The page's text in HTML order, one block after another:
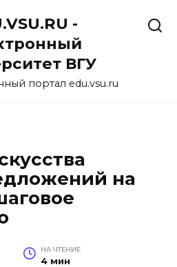
-
ВГУ
портал edu.vsu.ru
на
НА ЧТЕНИЕ
4 мин